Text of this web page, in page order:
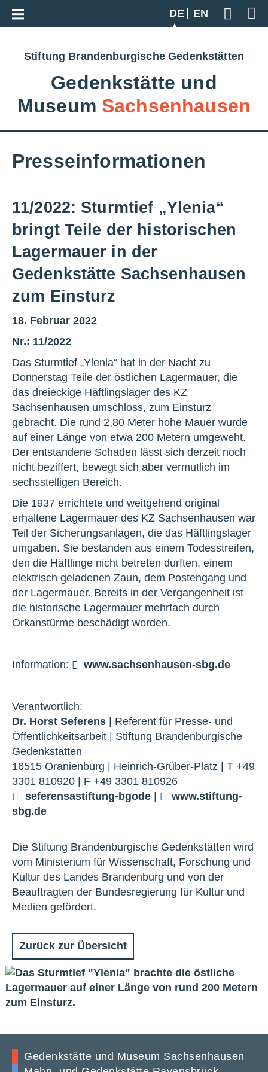
DE
EN
Geben
Zur Gesamtübersicht
Stiftung Brandenburgische Gedenkstätten
Gedenkstätte und
Museum Sachsenhausen
Presseinformationen
11/2022: Sturmtief „Ylenia“
bringt Teile der historischen
Lagermauer in der
Gedenkstätte Sachsenhausen
zum Einsturz
18. Februar 2022
Nr.: 11/2022
Das Sturmtief „Ylenia“ hat in der Nacht zu
Donnerstag Teile der östlichen Lagermauer, die
das dreieckige Häftlingslager des KZ
Sachsenhausen umschloss, zum Einsturz
gebracht. Die rund 2,80 Meter hohe Mauer wurde
auf einer Länge von etwa 200 Metern umgeweht.
Der entstandene Schaden lässt sich derzeit noch
nicht beziffert, bewegt sich aber vermutlich im
sechsstelligen Bereich.
Die 1937 errichtete und weitgehend original
erhaltene Lagermauer des KZ Sachsenhausen war
Teil der Sicherungsanlagen, die das Häftlingslager
umgaben. Sie bestanden aus einem Todesstreifen,
den die Häftlinge nicht betreten durften, einem
elektrisch geladenen Zaun, dem Postengang und
der Lagermauer. Bereits in der Vergangenheit ist
die historische Lagermauer mehrfach durch
Orkanstürme beschädigt worden.
Information: www.sachsenhausen-sbg.de
Verantwortlich:
Dr. Horst Seferens | Referent für Presse- und
Öffentlichkeitsarbeit | Stiftung Brandenburgische
Gedenkstätten
16515 Oranienburg | Heinrich-Grüber-Platz | T +49
3301 810920 | F +49 3301 810926
seferensastiftung-bgode |
www.stiftung-
sbg.de
Die Stiftung Brandenburgische Gedenkstätten wird
vom Ministerium für Wissenschaft, Forschung und
Kultur des Landes Brandenburg und von der
Beauftragten der Bundesregierung für Kultur und
Medien gefördert.
Zurück zur Übersicht
Gedenkstätte und Museum Sachsenhausen